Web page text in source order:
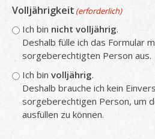
Volljährigkeit (erforderlich)
Ich bin nicht volljährig.
Deshalb fülle ich das Formular
sorgeberechtigten Person aus.
Ich bin volljährig.
Deshalb brauche ich kein
sorgeberechtigen Person, um
ausfüllen zu können.